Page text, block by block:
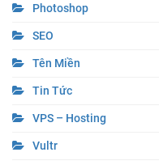
Photoshop
SEO
Tên Miền
Tin Tức
VPS – Hosting
Vultr